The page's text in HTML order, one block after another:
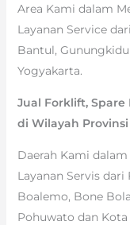
Area Kami dalam
Layanan Service
Bantul,
Yogyakarta.
Jual Forklift, Spare
di Wilayah
Daerah Kami
Layanan Servis
Boalemo, Bone
Pohuwato dan